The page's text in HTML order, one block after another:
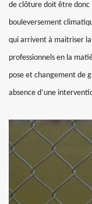
de clôture doit être donc
bouleversement
qui arrivent à maitriser
professionnels en la
pose et changement de
absence d’une